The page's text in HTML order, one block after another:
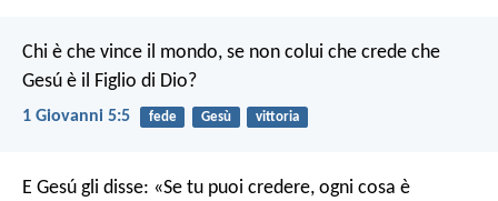
Chi è che vince il mondo, se non colui che crede che
Gesú è il Figlio di Dio?
1 Giovanni 5:5 fede Gesù vittoria
E Gesú gli disse: «Se tu puoi credere, ogni cosa è